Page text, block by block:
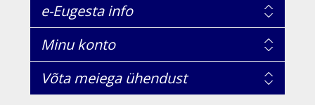
e-Eugesta info
Minu konto
Võta meiega ühendust